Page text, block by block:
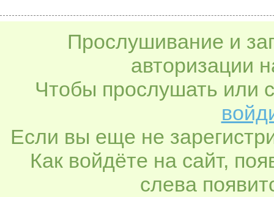
Прослушивание и
авторизации
Чтобы прослушать или
Если вы еще не
Как войдёте на сайт,
слева